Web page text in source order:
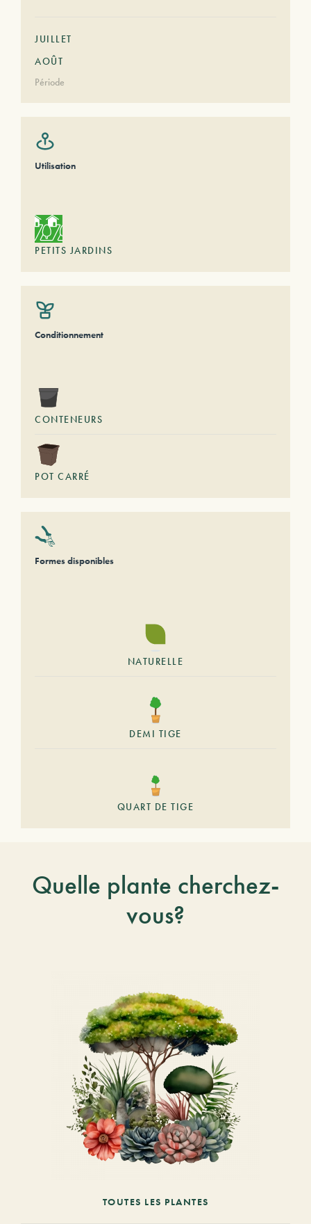
JUILLET
AOÛT
Période
Utilisation
PETITS JARDINS
Conditionnement
CONTENEURS
POT CARRÉ
Formes disponibles
NATURELLE
DEMI TIGE
QUART DE TIGE
Quelle plante cherchez-
vous?
TOUTES LES PLANTES